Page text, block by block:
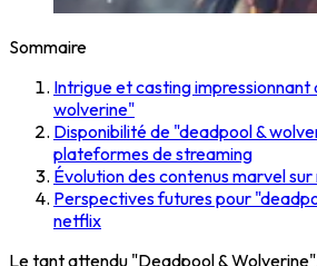
Sommaire
Intrigue et casting impressionnant
wolverine"
Disponibilité de "deadpool &
plateformes de streaming
Évolution des contenus marvel
Perspectives futures pour
netflix
Le tant attendu "Deadpool &